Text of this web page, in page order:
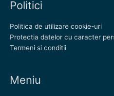
Politici
Politica de utilizare cookie-uri
Protectia datelor cu caracter
Termeni si conditii
Meniu